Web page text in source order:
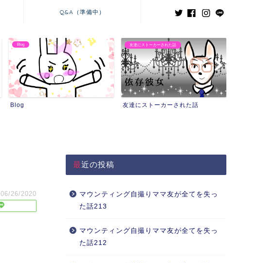
Q&A（準備中）
友達にストーカーされた話
友達にストーカーされた話
義兄嫁との闘い
義兄嫁との闘い
06/26/2020
最近の投稿
マウンティング自撮りママ友が全てを失っ
た話213
マウンティング自撮りママ友が全てを失っ
た話212